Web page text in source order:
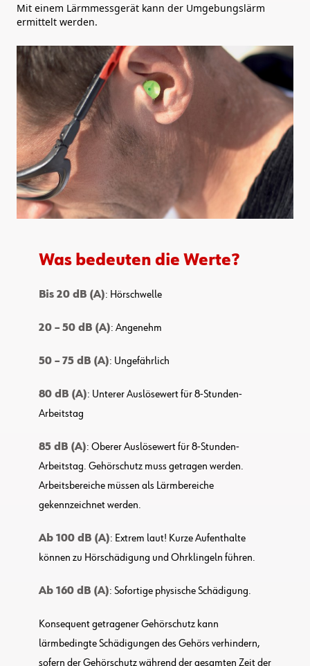
Mit einem Lärmmessgerät kann der Umgebungslärm
ermittelt werden.
Was bedeuten die Werte?
Bis 20 dB (A): Hörschwelle
20 – 50 dB (A): Angenehm
50 – 75 dB (A): Ungefährlich
80 dB (A): Unterer Auslösewert für 8-Stunden-
Arbeitstag
85 dB (A): Oberer Auslösewert für 8-Stunden-
Arbeitstag. Gehörschutz muss getragen werden.
Arbeitsbereiche müssen als Lärmbereiche
gekennzeichnet werden.
Ab 100 dB (A): Extrem laut! Kurze Aufenthalte
können zu Hörschädigung und Ohrklingeln führen.
Ab 160 dB (A): Sofortige physische Schädigung.
Konsequent getragener Gehörschutz kann
lärmbedingte Schädigungen des Gehörs verhindern,
sofern der Gehörschutz während der gesamten Zeit der